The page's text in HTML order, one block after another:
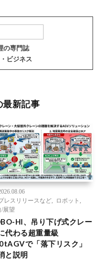
の専門誌
ビジネス
最新記事
レスリリースなど
ロボット
/展望
HI、吊り下げ式クレー
代わる超重量級
で「落下リスク」
と説明